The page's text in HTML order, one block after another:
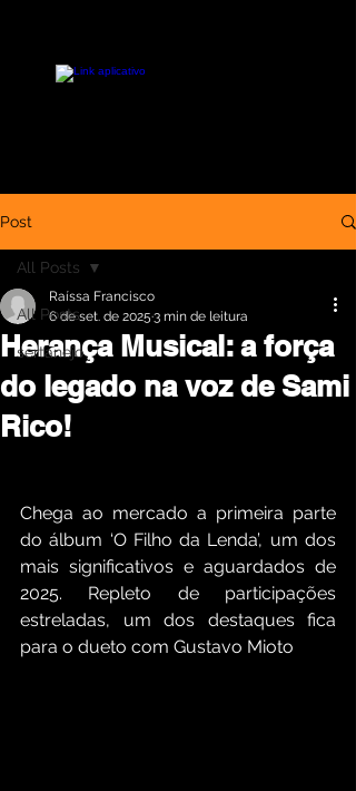
Post
All Posts
sertanejo
All Posts
Herança Musical: a força
do legado na voz de Sami
Rico!
Raíssa Francisco
6 de set. de 2025 3 min de leitura
Chega ao mercado a primeira parte
do álbum ‘O Filho da Lenda’, um dos
mais significativos e aguardados de
2025. Repleto de participações
estreladas, um dos destaques fica
para o dueto com Gustavo Mioto